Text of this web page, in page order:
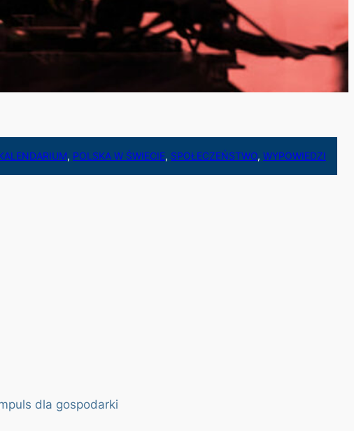
, POLSKA W ŚWIECIE, SPOŁECZEŃSTWO, WYPOWIEDZI
dla gospodarki